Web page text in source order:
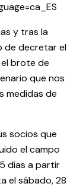
y tras la
de decretar el
brote de
que nos
medidas de
socios que
el campo
días a partir
el sábado, 28